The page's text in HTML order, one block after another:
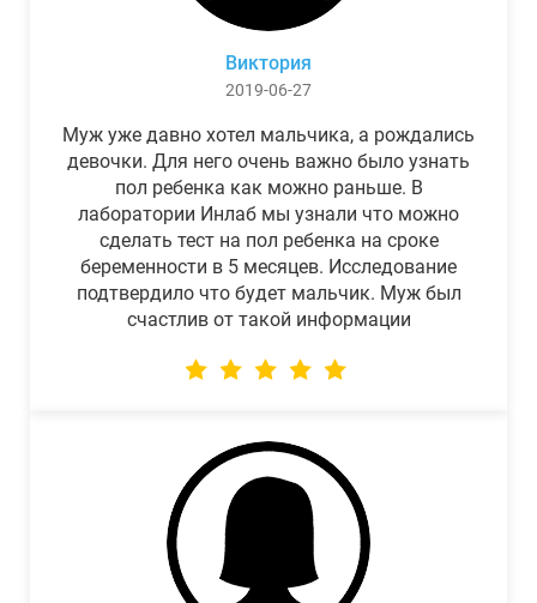
Виктория
2019-06-27
Муж уже давно хотел мальчика, а рождались
девочки. Для него очень важно было узнать
пол ребенка как можно раньше. В
лаборатории Инлаб мы узнали что можно
сделать тест на пол ребенка на сроке
беременности в 5 месяцев. Исследование
подтвердило что будет мальчик. Муж был
счастлив от такой информации